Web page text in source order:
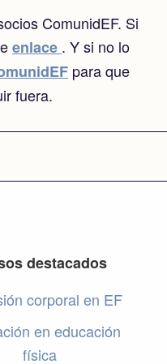
ComunidEF. Si
enlace . Y si no lo
para que
fuera.
destacados
corporal en EF
en educación
física